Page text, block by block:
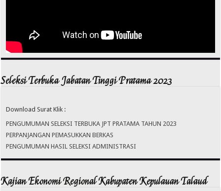
Seleksi Terbuka Jabatan Tinggi Pratama 2023
Download Surat Klik :
PENGUMUMAN SELEKSI TERBUKA JPT PRATAMA TAHUN 2023
PERPANJANGAN PEMASUKKAN BERKAS
PENGUMUMAN HASIL SELEKSI ADMINISTRASI
Kajian Ekonomi Regional Kabupaten Kepulauan Talaud